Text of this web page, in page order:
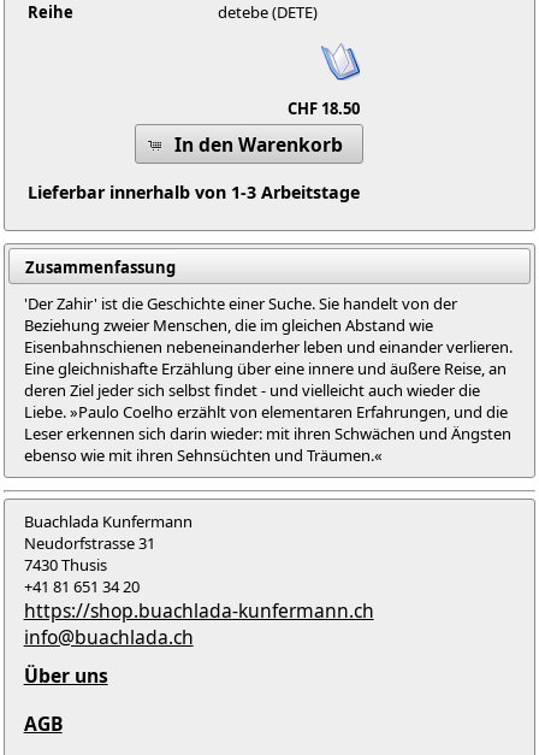
Reihe
detebe (DETE)
CHF 18.50
In den Warenkorb
Lieferbar innerhalb von 1-3 Arbeitstage
Zusammenfassung
'Der Zahir' ist die Geschichte einer Suche. Sie handelt von der
Beziehung zweier Menschen, die im gleichen Abstand wie
Eisenbahnschienen nebeneinanderher leben und einander verlieren.
Eine gleichnishafte Erzählung über eine innere und äußere Reise, an
deren Ziel jeder sich selbst findet - und vielleicht auch wieder die
Liebe. »Paulo Coelho erzählt von elementaren Erfahrungen, und die
Leser erkennen sich darin wieder: mit ihren Schwächen und Ängsten
ebenso wie mit ihren Sehnsüchten und Träumen.«
Buachlada Kunfermann
Neudorfstrasse 31
7430 Thusis
+41 81 651 34 20
https://shop.buachlada-kunfermann.ch
info@buachlada.ch
Über uns
AGB